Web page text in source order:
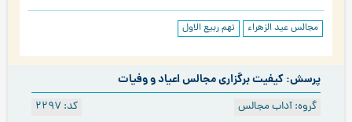
مجالس عید الزهراء نهم ربيع الاول
پرسش: کیفیت برگزاری مجالس اعیاد و وفیات
کد: 2297 گروه: آداب مجالس